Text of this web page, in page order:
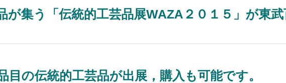
が集う「伝統的工芸品展WAZA２０１５」が東
目の伝統的工芸品が出展，購入も可能です。